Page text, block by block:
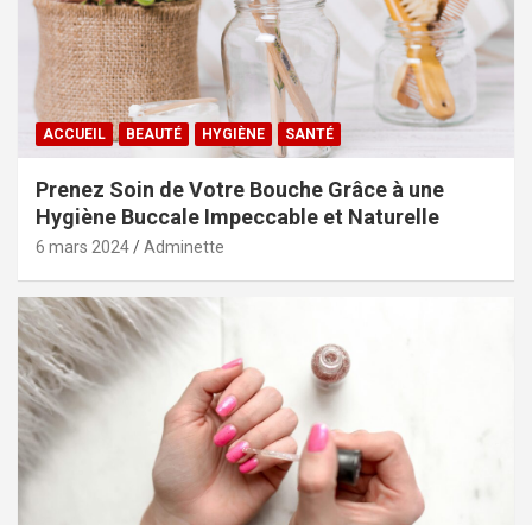
ACCUEIL BEAUTÉ HYGIÈNE SANTÉ
Prenez Soin de Votre Bouche Grâce à une
Hygiène Buccale Impeccable et Naturelle
6 mars 2024 Adminette